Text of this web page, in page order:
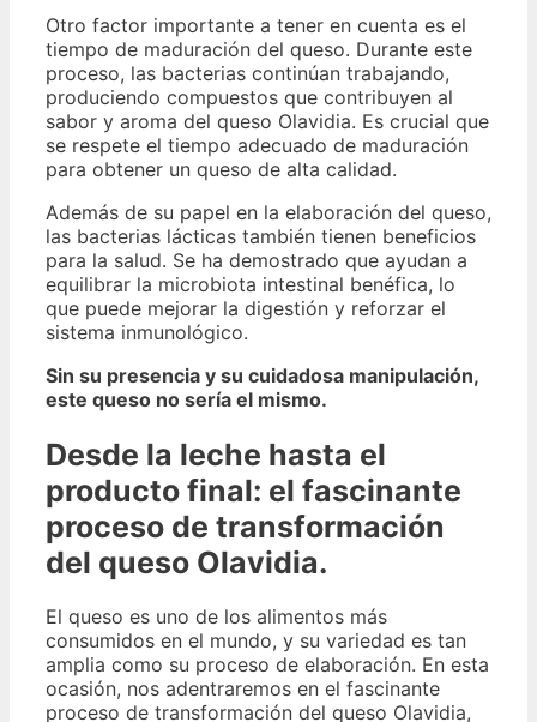
Otro factor importante a tener en cuenta es el
tiempo de maduración del queso. Durante este
proceso, las bacterias continúan trabajando,
produciendo compuestos que contribuyen al
sabor y aroma del queso Olavidia. Es crucial que
se respete el tiempo adecuado de maduración
para obtener un queso de alta calidad.
Además de su papel en la elaboración del queso,
las bacterias lácticas también tienen beneficios
para la salud. Se ha demostrado que ayudan a
equilibrar la microbiota intestinal benéfica, lo
que puede mejorar la digestión y reforzar el
sistema inmunológico.
Sin su presencia y su cuidadosa manipulación,
este queso no sería el mismo.
Desde la leche hasta el
producto final: el fascinante
proceso de transformación
del queso Olavidia.
El queso es uno de los alimentos más
consumidos en el mundo, y su variedad es tan
amplia como su proceso de elaboración. En esta
ocasión, nos adentraremos en el fascinante
proceso de transformación del queso Olavidia,